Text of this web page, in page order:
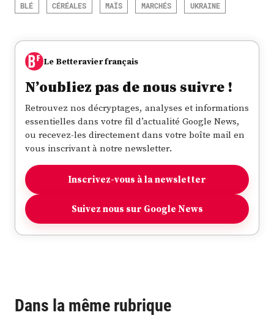
BLÉ CÉRÉALES MAÏS MARCHÉS UKRAINE
Le Betteravier français
N’oubliez pas de nous suivre !
Retrouvez nos décryptages, analyses et informations
essentielles dans votre fil d’actualité Google News,
ou recevez-les directement dans votre boîte mail en
vous inscrivant à notre newsletter.
Inscrivez-vous à la newsletter
Suivez nous sur Google News
Dans la même rubrique